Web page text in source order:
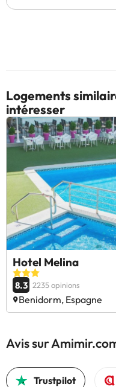
Logements
intéresser
Hotel Melina
8.3 2235 opinions
Benidorm, Espagne
Avis sur
Trustpilot